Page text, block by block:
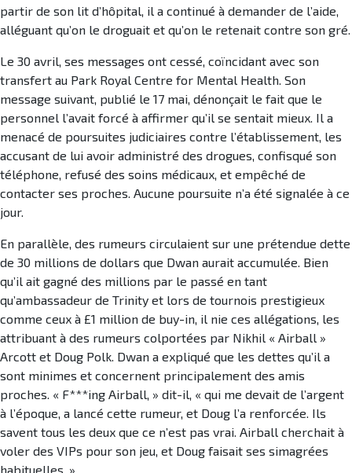
partir de son lit d’hôpital, il a continué à demander de l’aide,
alléguant qu’on le droguait et qu’on le retenait contre son gré.
Le 30 avril, ses messages ont cessé, coïncidant avec son
transfert au Park Royal Centre for Mental Health. Son
message suivant, publié le 17 mai, dénonçait le fait que le
personnel l’avait forcé à affirmer qu’il se sentait mieux. Il a
menacé de poursuites judiciaires contre l’établissement, les
accusant de lui avoir administré des drogues, confisqué son
téléphone, refusé des soins médicaux, et empêché de
contacter ses proches. Aucune poursuite n’a été signalée à ce
jour.
En parallèle, des rumeurs circulaient sur une prétendue dette
de 30 millions de dollars que Dwan aurait accumulée. Bien
qu’il ait gagné des millions par le passé en tant
qu’ambassadeur de Trinity et lors de tournois prestigieux
comme ceux à £1 million de buy-in, il nie ces allégations, les
attribuant à des rumeurs colportées par Nikhil « Airball »
Arcott et Doug Polk. Dwan a expliqué que les dettes qu’il a
sont minimes et concernent principalement des amis
proches. « F***ing Airball, » dit-il, « qui me devait de l’argent
à l’époque, a lancé cette rumeur, et Doug l’a renforcée. Ils
savent tous les deux que ce n’est pas vrai. Airball cherchait à
voler des VIPs pour son jeu, et Doug faisait ses simagrées
habituelles. »